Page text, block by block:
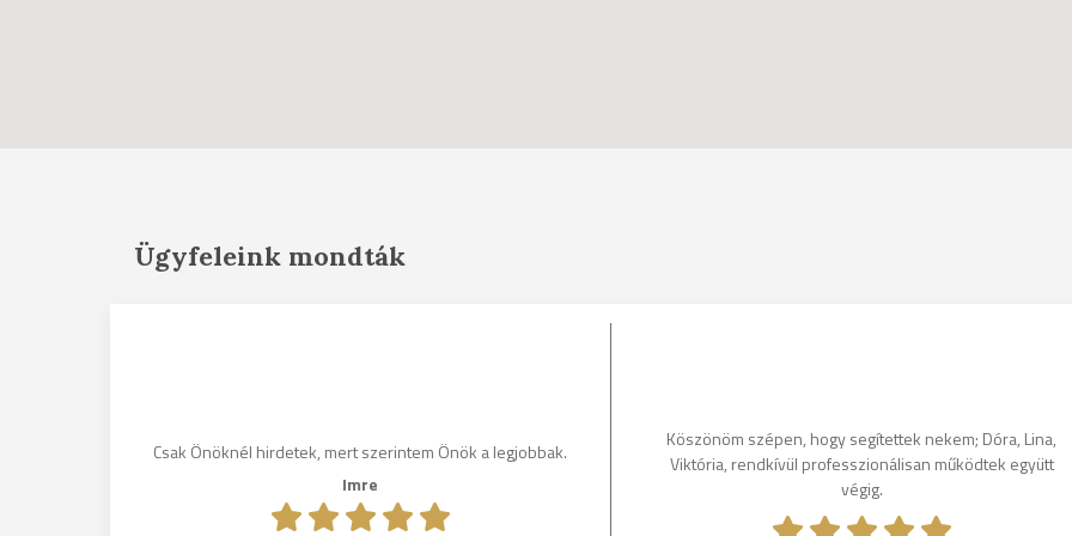
Ügyfeleink mondták
Csak Önöknél hirdetek, mert szerintem Önök a legjobbak.
Imre
Köszönöm szépen, hogy segítettek nekem; Dóra, Lina,
Viktória, rendkívül professzionálisan működtek együtt
végig.